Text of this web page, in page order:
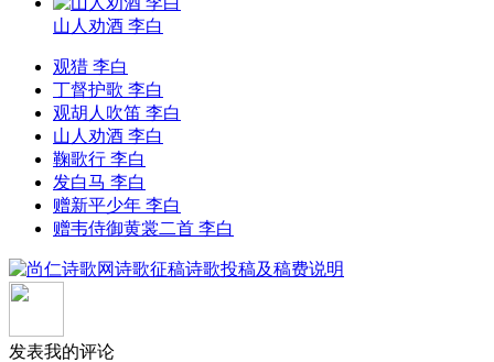
山人劝酒 李白
观猎 李白
丁督护歌 李白
观胡人吹笛 李白
山人劝酒 李白
鞠歌行 李白
发白马 李白
赠新平少年 李白
赠韦侍御黄裳二首 李白
发表我的评论